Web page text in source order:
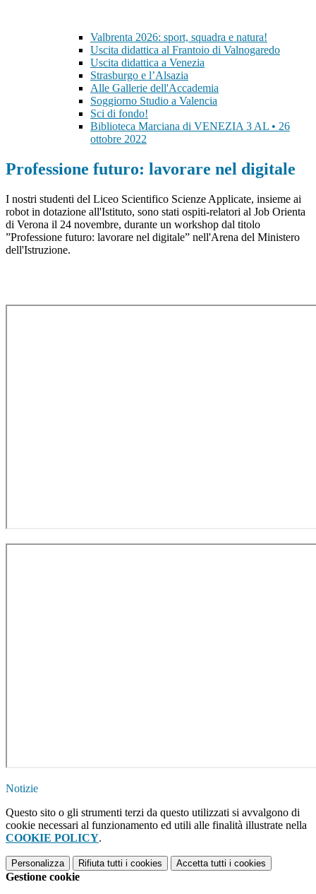
Valbrenta 2026: sport, squadra e natura!
Uscita didattica al Frantoio di Valnogaredo
Uscita didattica a Venezia
Strasburgo e l’Alsazia
Alle Gallerie dell'Accademia
Soggiorno Studio a Valencia
Sci di fondo!
Biblioteca Marciana di VENEZIA 3 AL • 26
ottobre 2022
Professione futuro: lavorare nel digitale
I nostri studenti del Liceo Scientifico Scienze Applicate, insieme ai
robot in dotazione all'Istituto, sono stati ospiti-relatori al Job Orienta
di Verona il 24 novembre, durante un workshop dal titolo
”Professione futuro: lavorare nel digitale” nell'Arena del Ministero
dell'Istruzione.
Notizie
Questo sito o gli strumenti terzi da questo utilizzati si avvalgono di
cookie necessari al funzionamento ed utili alle finalità illustrate nella
COOKIE POLICY.
Personalizza Rifiuta tutti i cookies Accetta tutti i cookies
Gestione cookie